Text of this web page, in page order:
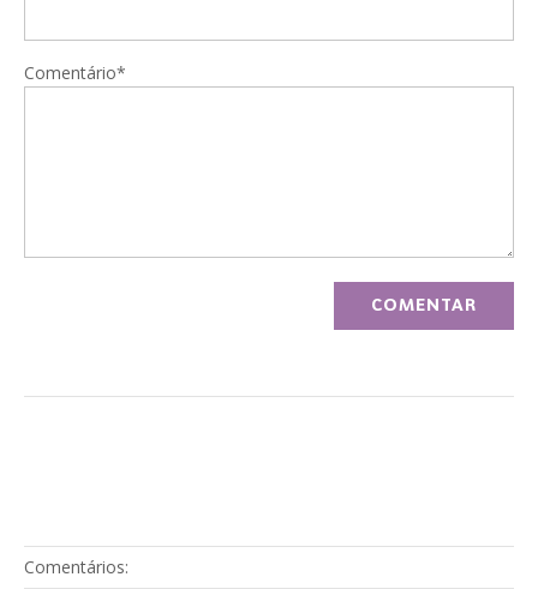
Comentário*
Comentários: